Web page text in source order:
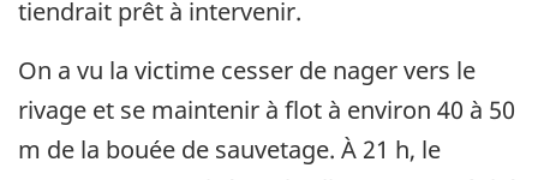
tiendrait prêt à intervenir.
On a vu la victime cesser de nager vers le
rivage et se maintenir à flot à environ 40 à 50
m de la bouée de sauvetage. À 21 h, le